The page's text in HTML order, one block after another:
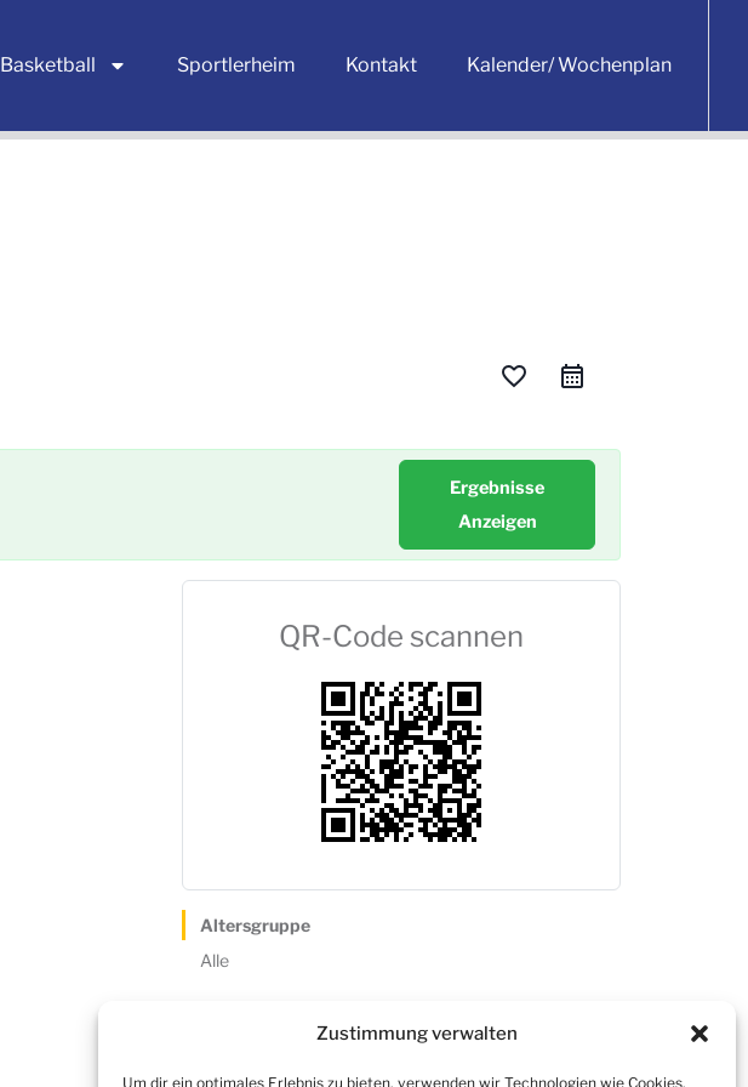
Zustimmung verwalten
Um dir ein optimales Erlebnis zu bieten, verwenden wir Technologien wie Cookies,
Basketball Sportlerheim Kontakt Kalender/ Wochenplan
favorite_border
Ergebnisse
Anzeigen
QR-Code scannen
Altersgruppe
Alle